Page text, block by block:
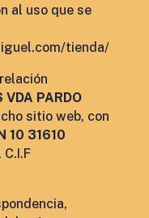
al uso que se
tienda/
VDA PARDO
sitio web, con
10 31610